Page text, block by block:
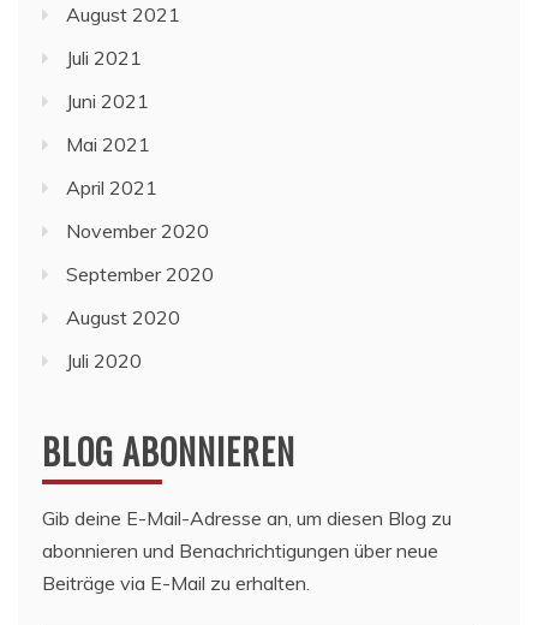
August 2021
Juli 2021
Juni 2021
Mai 2021
April 2021
November 2020
September 2020
August 2020
Juli 2020
BLOG ABONNIEREN
Gib deine E-Mail-Adresse an, um diesen Blog zu
abonnieren und Benachrichtigungen über neue
Beiträge via E-Mail zu erhalten.